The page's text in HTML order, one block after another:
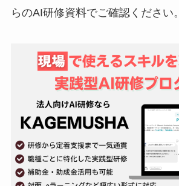
らのAI研修資料でご確認ください。